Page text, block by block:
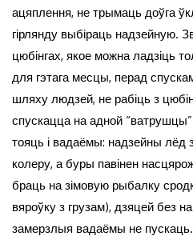
ацяплення, не трымаць доўга
гірлянду выбіраць надзейную.
цюбінгах, якое можна ладзіць
для гэтага месцы, перад
шляху людзей, не рабіць з
спускацца на адной
тояць і вадаёмы: надзейны лёд
колеру, а буры павінен
браць на зімовую рыбалку
вяроўку з грузам), дзяцей без
замерзлыя вадаёмы не пускаць.